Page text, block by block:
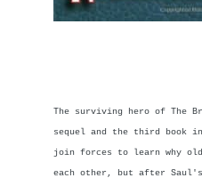
The surviving hero of The
sequel and the third book
join forces to learn why old
each other, but after